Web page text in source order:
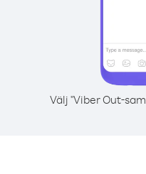
Välj "Viber Out-